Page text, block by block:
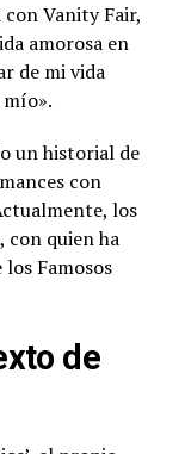
Vanity Fair,
amorosa en
de mi vida
un historial de
con
los
con quien ha
Famosos
de